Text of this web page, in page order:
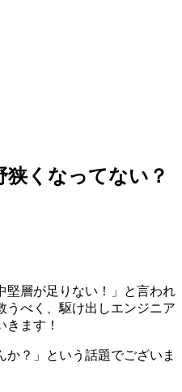
狭くなってない？
堅層が足りない！」と言われ
うべく、駆け出しエンジニア
ます！
？」という話題でございま